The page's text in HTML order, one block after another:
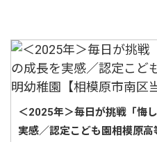
＜2025年＞毎日が挑戦「悔
実感／認定こども園相模原